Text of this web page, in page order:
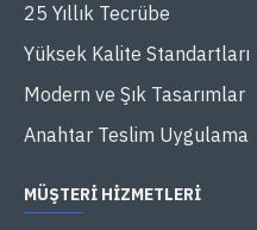
25 Yıllık Tecrübe
Yüksek Kalite Standartları
Modern ve Şık Tasarımlar
Anahtar Teslim Uygulama
MÜŞTERI HIZMETLERI